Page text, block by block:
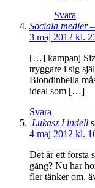
Svara
Sociala medier
3 maj 2012 kl.
[…] kampanj
tryggare i sig
Blondinbella
ideal som […]
Svara
Lukasz Lindell
4 maj 2012 kl.
Det är ett första
gång? Nu har
fler tänker om,